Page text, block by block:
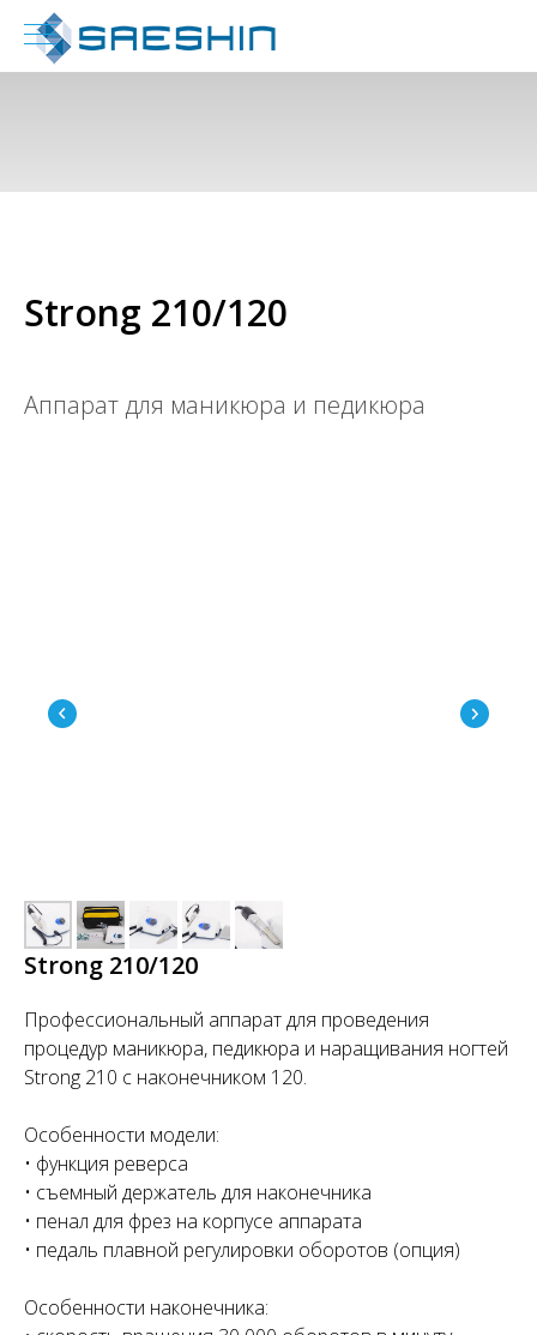
Strong 210/120
Аппарат для маникюра и педикюра
Strong 210/120
Профессиональный аппарат для проведения
процедур маникюра, педикюра и наращивания ногтей
Strong 210 с наконечником 120.
Особенности модели:
• функция реверса
• съемный держатель для наконечника
• пенал для фрез на корпусе аппарата
• педаль плавной регулировки оборотов (опция)
Особенности наконечника: